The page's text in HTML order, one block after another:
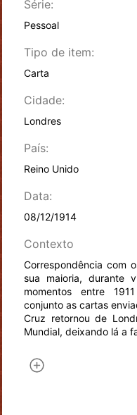
Série:
Pessoal
Tipo de item:
Carta
Cidade:
Londres
País:
Reino Unido
Data:
08/12/1914
Contexto
Correspondência com
sua maioria, durante
momentos entre
conjunto as cartas
Cruz retornou de
Mundial, deixando lá a